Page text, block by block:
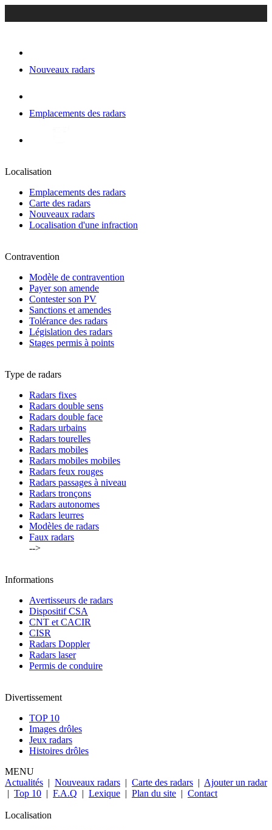
Nouveaux radars
Emplacements des radars
Localisation
Emplacements des radars
Carte des radars
Nouveaux radars
Localisation d'une infraction
Contravention
Modèle de contravention
Payer son amende
Contester son PV
Sanctions et amendes
Tolérance des radars
Législation des radars
Stages permis à points
Type de radars
Radars fixes
Radars double sens
Radars double face
Radars urbains
Radars tourelles
Radars mobiles
Radars mobiles mobiles
Radars feux rouges
Radars passages à niveau
Radars tronçons
Radars autonomes
Radars leurres
Modèles de radars
Faux radars
-->
Informations
Avertisseurs de radars
Dispositif CSA
CNT et CACIR
CISR
Radars Doppler
Radars laser
Permis de conduire
Divertissement
TOP 10
Images drôles
Jeux radars
Histoires drôles
MENU
Actualités | Nouveaux radars | Carte des radars | Ajouter un radar
| Top 10 | F.A.Q | Lexique | Plan du site | Contact
Localisation